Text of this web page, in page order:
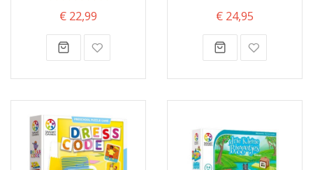
100%€ 22,99 € 24,95